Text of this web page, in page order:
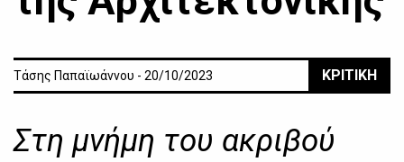
Τάσης Παπαϊωάννου - 20/10/2023 ΚΡΙΤΙΚΗ
Στη μνήμη του ακριβού